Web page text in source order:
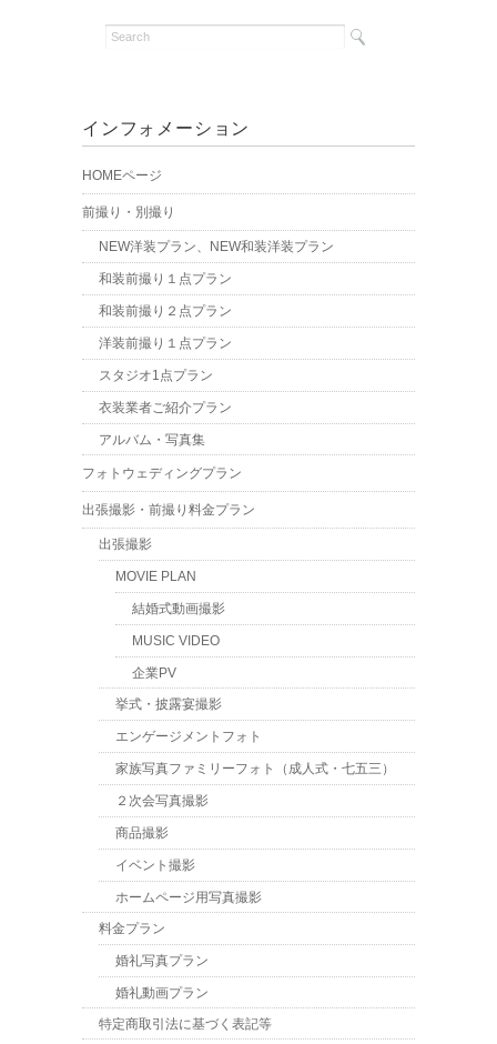
インフォメーション
HOMEページ
前撮り・別撮り
NEW洋装プラン、NEW和装洋装プラン
和装前撮り１点プラン
和装前撮り２点プラン
洋装前撮り１点プラン
スタジオ1点プラン
衣装業者ご紹介プラン
アルバム・写真集
フォトウェディングプラン
出張撮影・前撮り料金プラン
出張撮影
MOVIE PLAN
結婚式動画撮影
MUSIC VIDEO
企業PV
挙式・披露宴撮影
エンゲージメントフォト
家族写真ファミリーフォト（成人式・七五三）
２次会写真撮影
商品撮影
イベント撮影
ホームページ用写真撮影
料金プラン
婚礼写真プラン
婚礼動画プラン
特定商取引法に基づく表記等